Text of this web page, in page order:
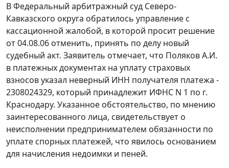
В Федеральный арбитражный суд Северо-
Кавказского округа обратилось управление с
кассационной жалобой, в которой просит решение
от 04.08.06 отменить, принять по делу новый
судебный акт. Заявитель отмечает, что Поляков А.И.
в платежных документах на уплату страховых
взносов указал неверный ИНН получателя платежа -
2308024329, который принадлежит ИФНС N 1 по г.
Краснодару. Указанное обстоятельство, по мнению
заинтересованного лица, свидетельствует о
неисполнении предпринимателем обязанности по
уплате спорных платежей, что явилось основанием
для начисления недоимки и пеней.